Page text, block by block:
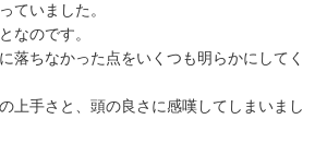
ていました。
なのです。
落ちなかった点をいくつも明らかにしてく
上手さと、頭の良さに感嘆してしまいまし